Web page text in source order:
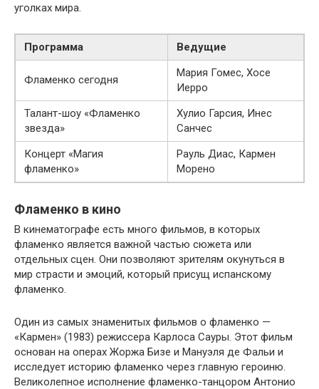
уголках мира.
Программа Ведущие
Фламенко сегодня
Мария Гомес, Хосе
Иерро
Талант-шоу «Фламенко
звезда»
Хулио Гарсия, Инес
Санчес
Концерт «Магия
фламенко»
Рауль Диас, Кармен
Морено
Фламенко в кино
В кинематографе есть много фильмов, в которых
фламенко является важной частью сюжета или
отдельных сцен. Они позволяют зрителям окунуться в
мир страсти и эмоций, который присущ испанскому
фламенко.
Один из самых знаменитых фильмов о фламенко —
«Кармен» (1983) режиссера Карлоса Сауры. Этот фильм
основан на операх Жоржа Бизе и Мануэля де Фальи и
исследует историю фламенко через главную героиню.
Великолепное исполнение фламенко-танцором Антонио